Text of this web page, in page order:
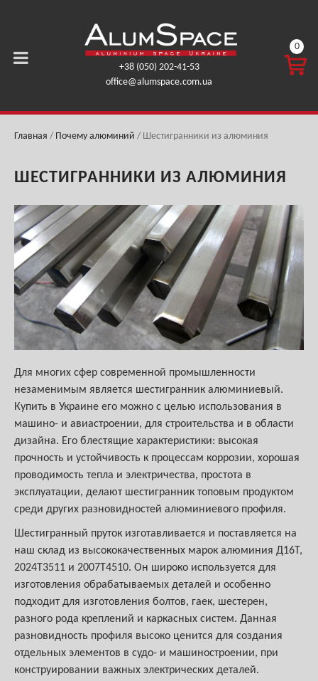
+38 (050) 202-41-53
office@alumspace.com.ua
КОРЗ
ГРН.
0
Главная / Почему алюминий / Шестигранники из алюминия
ШЕСТИГРАННИКИ ИЗ АЛЮМИНИЯ
Для многих сфер современной промышленности
незаменимым является шестигранник алюминиевый.
Купить в Украине его можно с целью использования в
машино- и авиастроении, для строительства и в области
дизайна. Его блестящие характеристики: высокая
прочность и устойчивость к процессам коррозии, хорошая
проводимость тепла и электричества, простота в
эксплуатации, делают шестигранник топовым продуктом
среди других разновидностей алюминиевого профиля.
Шестигранный пруток изготавливается и поставляется на
наш склад из высококачественных марок алюминия Д16Т,
2024Т3511 и 2007Т4510. Он широко используется для
изготовления обрабатываемых деталей и особенно
подходит для изготовления болтов, гаек, шестерен,
разного рода креплений и каркасных систем. Данная
разновидность профиля высоко ценится для создания
отдельных элементов в судо- и машиностроении, при
конструировании важных электрических деталей.